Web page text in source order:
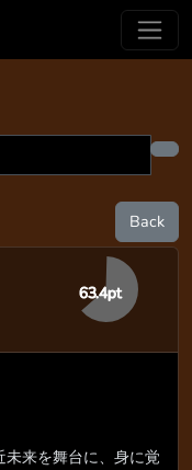
Back
63.4pt
来を舞台に、身に覚